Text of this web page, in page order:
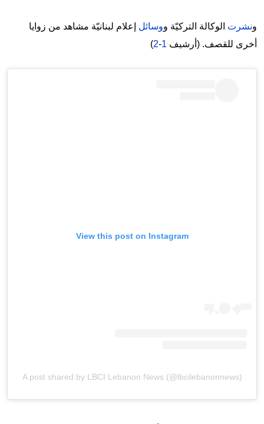
ونشرت الوكالة التركيّة ووسائل إعلام لبنانيّة مشاهد من زوايا
أخرى للقصف. (أرشيف 1
-
2
)
View this post on Instagram
A post shared by LBCI Lebanon News (@lbcilebanonnews)